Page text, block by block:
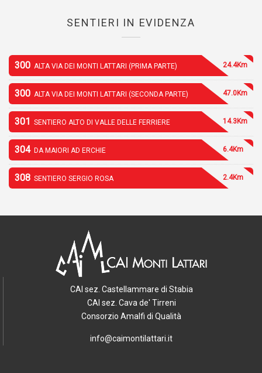
SENTIERI IN EVIDENZA
300 ALTA VIA DEI MONTI LATTARI (PRIMA PARTE) 24.4Km
300 ALTA VIA DEI MONTI LATTARI (SECONDA PARTE) 47.0Km
301 SENTIERO ALTO DI VALLE DELLE FERRIERE 14.3Km
304 DA MAIORI AD ERCHIE 6.4Km
308 SENTIERO SERGIO ROSA 2.4Km
CAI sez. Castellammare di Stabia
CAI sez. Cava de' Tirreni
Consorzio Amalfi di Qualità
info@caimontilattari.it